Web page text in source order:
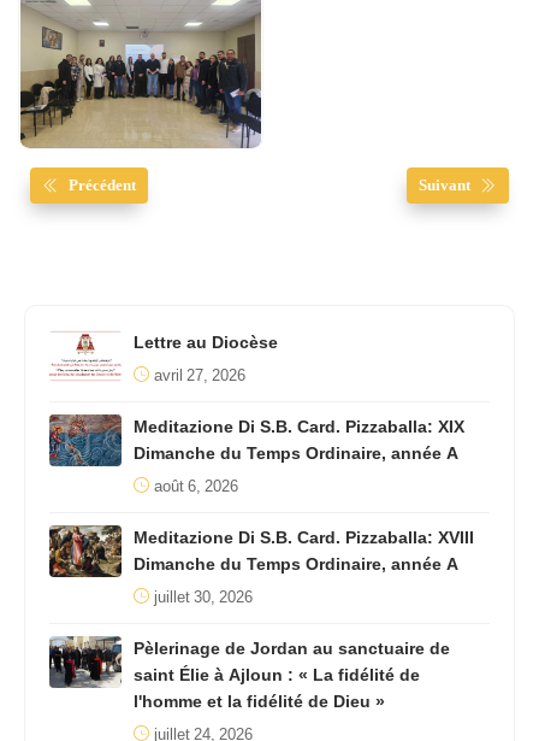
Précédent Suivant
Lettre au Diocèse
avril 27, 2026
Meditazione Di S.B. Card. Pizzaballa: XIX
Dimanche du Temps Ordinaire, année A
août 6, 2026
Meditazione Di S.B. Card. Pizzaballa: XVIII
Dimanche du Temps Ordinaire, année A
juillet 30, 2026
Pèlerinage de Jordan au sanctuaire de
saint Élie à Ajloun : « La fidélité de
l'homme et la fidélité de Dieu »